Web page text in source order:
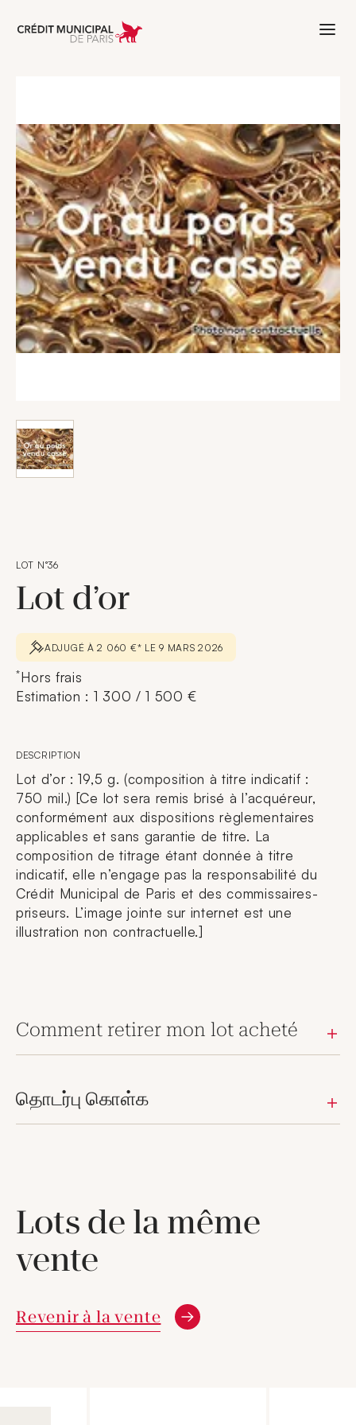
Aller à l'accueil de Crédit Municipal
LOT N°36
Lot d’or
ADJUGÉ À 2 060 €* LE 9 MARS 2026
*Hors frais
Estimation : 1 300 / 1 500 €
DESCRIPTION
Lot d’or : 19,5 g. (composition à titre indicatif :
750 mil.) [Ce lot sera remis brisé à l’acquéreur,
conformément aux dispositions règlementaires
applicables et sans garantie de titre. La
composition de titrage étant donnée à titre
indicatif, elle n’engage pas la responsabilité du
Crédit Municipal de Paris et des commissaires-
priseurs. L’image jointe sur internet est une
illustration non contractuelle.]
Comment retirer mon lot acheté
தொடர்பு கொள்க
Lots de la même
vente
Revenir à la vente